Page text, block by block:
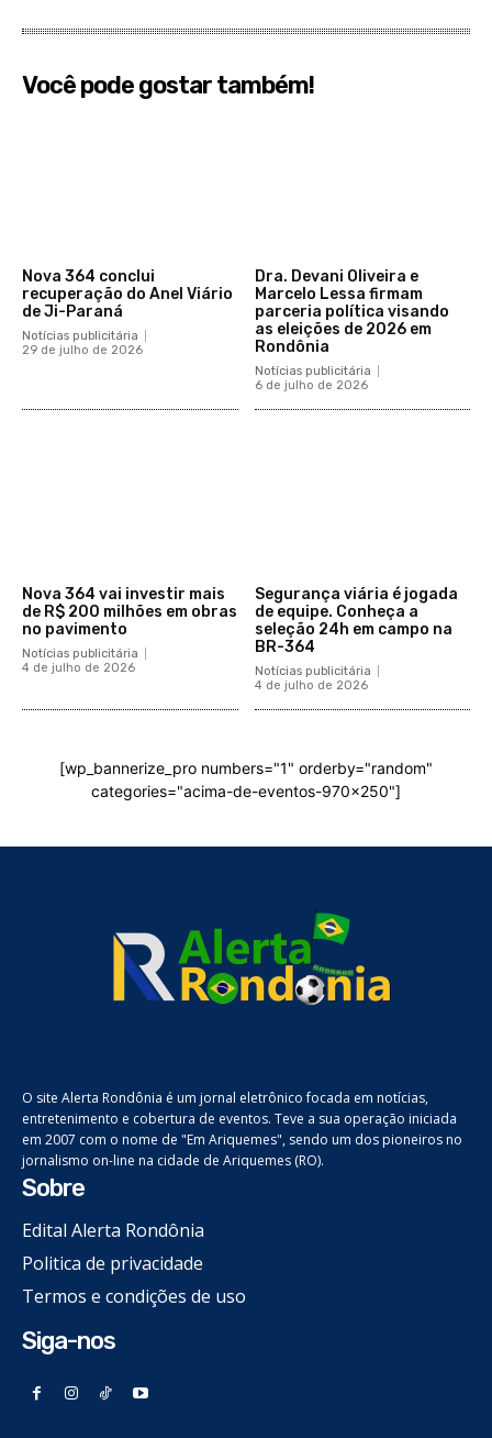
Você pode gostar também!
Nova 364 conclui
recuperação do Anel Viário
de Ji-Paraná
Notícias publicitária
29 de julho de 2026
Dra. Devani Oliveira e
Marcelo Lessa firmam
parceria política visando
as eleições de 2026 em
Rondônia
Notícias publicitária
6 de julho de 2026
Nova 364 vai investir mais
de R$ 200 milhões em obras
no pavimento
Notícias publicitária
4 de julho de 2026
Segurança viária é jogada
de equipe. Conheça a
seleção 24h em campo na
BR-364
Notícias publicitária
4 de julho de 2026
[wp_bannerize_pro numbers="1" orderby="random"
categories="acima-de-eventos-970x250"]
O site Alerta Rondônia é um jornal eletrônico focada em notícias,
entretenimento e cobertura de eventos. Teve a sua operação iniciada
em 2007 com o nome de "Em Ariquemes", sendo um dos pioneiros no
jornalismo on-line na cidade de Ariquemes (RO).
Sobre
Edital Alerta Rondônia
Politica de privacidade
Termos e condições de uso
Siga-nos